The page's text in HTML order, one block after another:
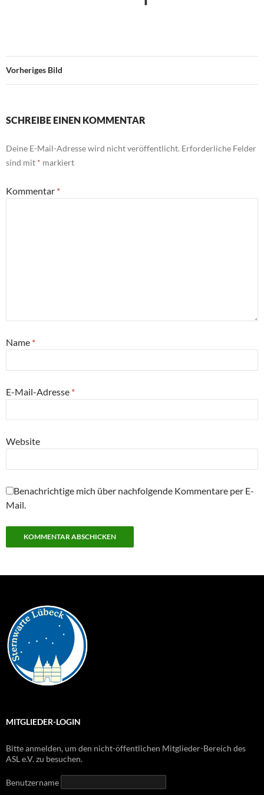
Vorheriges Bild
SCHREIBE EINEN KOMMENTAR
Deine E-Mail-Adresse wird nicht veröffentlicht. Erforderliche Felder
sind mit * markiert
Kommentar *
Name *
E-Mail-Adresse *
Website
Benachrichtige mich über nachfolgende Kommentare per E-
Mail.
MITGLIEDER-LOGIN
Bitte anmelden, um den nicht-öffentlichen Mitglieder-Bereich des
ASL e.V. zu besuchen.
Benutzername